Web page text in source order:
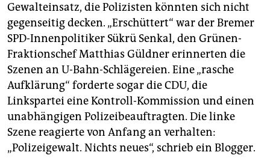
Gewalteinsatz, die Polizisten könnten sich nicht
gegenseitig decken. „Erschüttert“ war der Bremer
SPD-Innenpolitiker Sükrü Senkal, den Grünen-
Fraktionschef Matthias Güldner erinnerten die
Szenen an U-Bahn-Schlägereien. Eine „rasche
Aufklärung“ forderte sogar die CDU, die
Linkspartei eine Kontroll-Kommission und einen
unabhängigen Polizeibeauftragten. Die linke
Szene reagierte von Anfang an verhalten:
„Polizeigewalt. Nichts neues“, schrieb ein Blogger.